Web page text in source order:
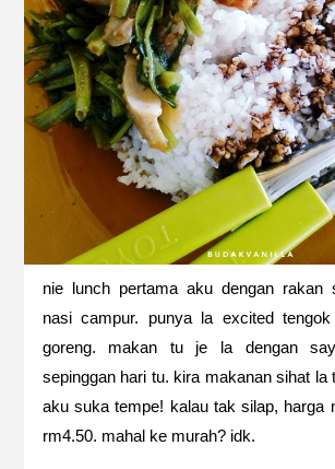
nie lunch pertama aku dengan rakan
nasi campur. punya la excited
goreng. makan tu je la dengan
sepinggan hari tu. kira makanan sihat la
aku suka tempe! kalau tak silap, harga
rm4.50. mahal ke murah? idk.